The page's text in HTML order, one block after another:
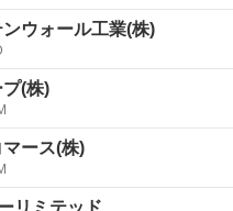
ウォール工業(株)
プ(株)
ース(株)
リミテッド